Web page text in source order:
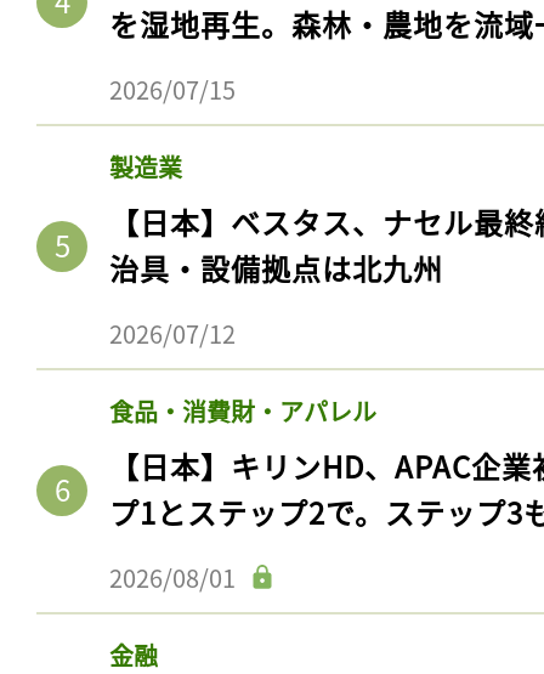
を湿地再生。森林・農地を流
2026/07/15
製造業
【日本】ベスタス、ナセル最
治具・設備拠点は北九州
2026/07/12
食品・消費財・アパレル
【日本】キリンHD、APAC企
プ1とステップ2で。ステップ3
2026/08/01
金融